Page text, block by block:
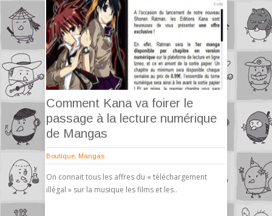
Comment Kana va foirer le
passage à la lecture numérique
de Mangas
Boutique Mangas
On connait tous les affres du « téléchargement
illégal » sur la musique les films et les..